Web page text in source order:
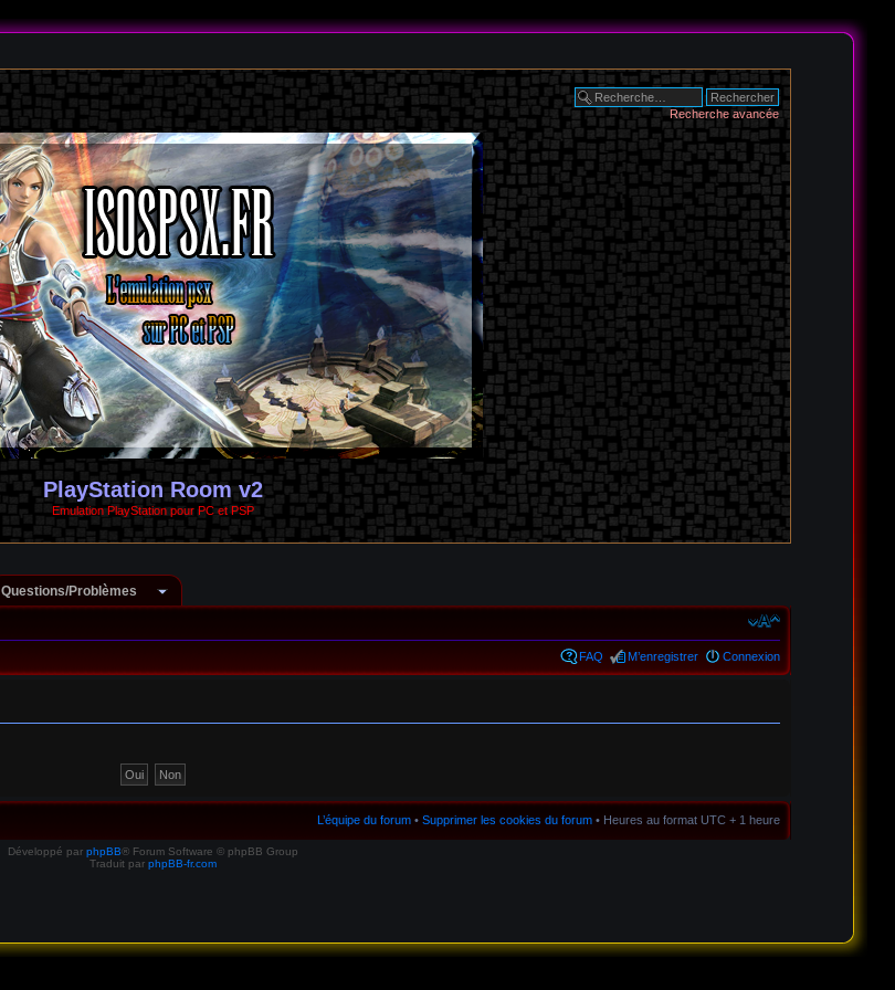
Recherche avancée
PlayStation Room v2
Emulation PlayStation pour PC et PSP
Questions/Problèmes
FAQ M’enregistrer Connexion
L’équipe du forum •Supprimer les cookies du forum • Heures au format UTC + 1 heure
Développé par phpBB® Forum Software © phpBB Group
Traduit par phpBB-fr.com